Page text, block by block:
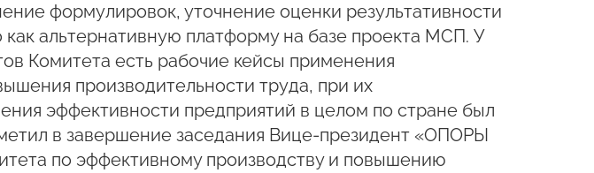
формулировок, уточнение оценки результативности
как альтернативную платформу на базе проекта МСП. У
Комитета есть рабочие кейсы применения
производительности труда, при их
эффективности предприятий в целом по стране был
в завершение заседания Вице-президент «ОПОРЫ
по эффективному производству и повышению